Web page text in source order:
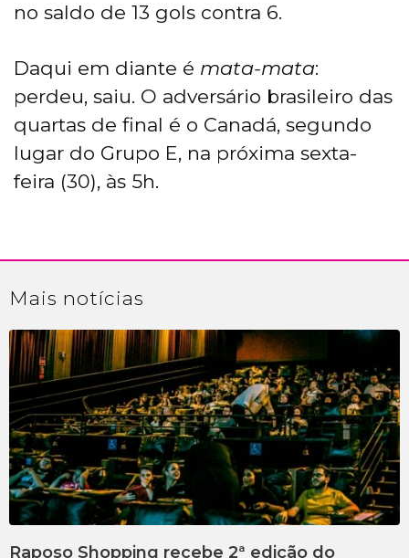
no saldo de 13 gols contra 6.
Daqui em diante é mata-mata:
perdeu, saiu. O adversário brasileiro das
quartas de final é o Canadá, segundo
lugar do Grupo E, na próxima sexta-
feira (30), às 5h.
Mais notícias
Raposo Shopping recebe 2ª edição do